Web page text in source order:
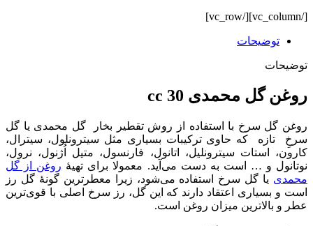
[/vc_column][/vc_row]
توضیحات
توضیحات
روغن گل محمدی 30 cc
روغن گل سرخ با استفاده از روش تقطیر بخار گل محمدی یا گل
سرخِ تازه که حاوی ترکیبات بسیاری مثل سیترونلول، سیترال،
کارون، استات سیترونلیل، اتانول، فارنسول، متیل اُژنول، نرول،
نوتانول و … است به دست می‌آید. معمولا برای تهیهٔ روغن از گل
محمدی یا گل سرخ استفاده می‌شود، زیرا معطرترین گونهٔ گل رز
است و بسیاری اعتقاد دارند که این گل، رز سرخ اصلی با قوی‌ترین
عطر و بالاترین میزان روغن است.